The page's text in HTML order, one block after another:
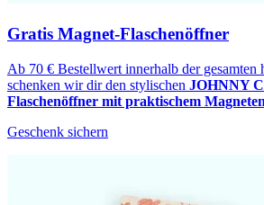
Gratis Magnet-Flaschenöffner
Ab 70 € Bestellwert innerhalb der gesamten
schenken wir dir den stylischen JOHNNY
Flaschenöffner mit praktischem
Geschenk sichern